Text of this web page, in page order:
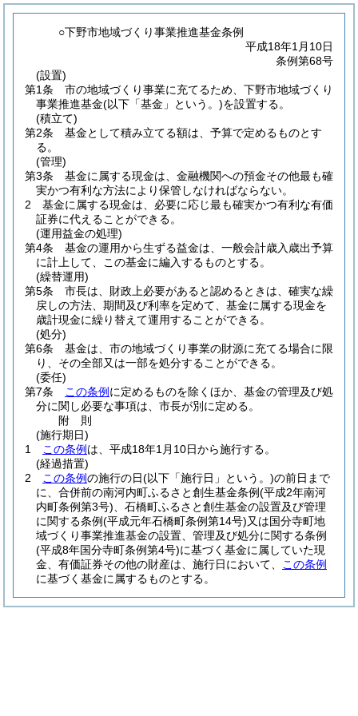
○下野市地域づくり事業推進基金条例
平成18年1月10日
条例第68号
(設置)
第1条
市の地域づくり事業に充てるため、下野市地域づくり
事業推進基金(以下「基金」という。)を設置する。
(積立て)
第2条
基金として積み立てる額は、予算で定めるものとす
る。
(管理)
第3条
基金に属する現金は、金融機関への預金その他最も確
実かつ有利な方法により保管しなければならない。
2
基金に属する現金は、必要に応じ最も確実かつ有利な有価
証券に代えることができる。
(運用益金の処理)
第4条
基金の運用から生ずる益金は、一般会計歳入歳出予算
に計上して、この基金に編入するものとする。
(繰替運用)
第5条
市長は、財政上必要があると認めるときは、確実な繰
戻しの方法、期間及び利率を定めて、基金に属する現金を
歳計現金に繰り替えて運用することができる。
(処分)
第6条
基金は、市の地域づくり事業の財源に充てる場合に限
り、その全部又は一部を処分することができる。
(委任)
第7条
この条例 に定めるものを除くほか、基金の管理及び処
分に関し必要な事項は、市長が別に定める。
附 則
(施行期日)
1
この条例 は、平成18年1月10日から施行する。
(経過措置)
2
この条例の施行の日(以下「施行日」という。)の前日まで
に、合併前の南河内町ふるさと創生基金条例(平成2年南河
内町条例第3号) 、石橋町ふるさと創生基金の設置及び管理
に関する条例(平成元年石橋町条例第14号)又は国分寺町地
域づくり事業推進基金の設置、管理及び処分に関する条例
(平成8年国分寺町条例第4号)に基づく基金に属していた現
金、有価証券その他の財産は、施行日において、
この条例
に基づく基金に属するものとする。